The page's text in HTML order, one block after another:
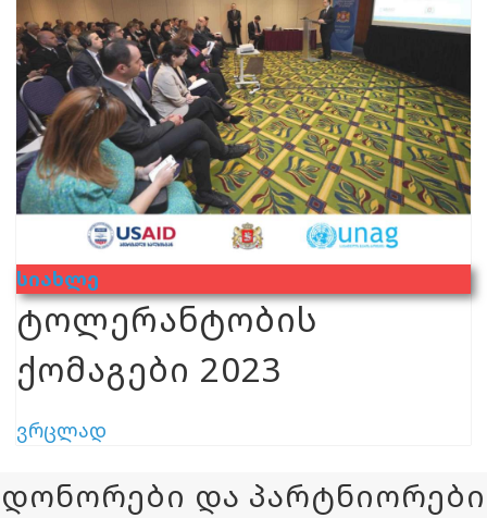
Სიახლე
ტოლერანტობის
ქომაგები 2023
ვრცლად
დონორები და პარტნიორები